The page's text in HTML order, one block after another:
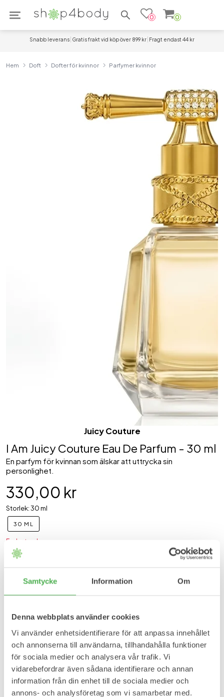
Samtycke Information Om
Denna webbplats använder cookies
Vi använder enhetsidentifierare för att anpassa innehållet
och annonserna till användarna, tillhandahålla funktioner
för sociala medier och analysera vår trafik. Vi
vidarebefordrar även sådana identifierare och annan
information från din enhet till de sociala medier och
annons- och analysföretag som vi samarbetar med.
Sök efter produkter
0 0
Snabb leverans Gratis frakt vid köp över 899 kr Fragt endast 44 kr
Hem Doft Dofter för kvinnor Parfymer kvinnor
Juicy Couture
I Am Juicy Couture Eau De Parfum - 30 ml
En parfym för kvinnan som älskar att uttrycka sin
personlighet.
330,00 kr
Storlek: 30 ml
30 ML
Endast en kvar
I lager
och vara sig själv.I Am Juicy Coutureleker med kontraster: friska
Doften öppnar med saftiga hallon, passionsfrukt och
grapefrukt, vilket omedelbart ger en energisk och ungdomlig
vibe. I hjärtat blomstrar gardenia, heliotrop och söt ärtblomma,
som lägger till en feminin elegans. Basen rundar av upplevelsen
med mysk, amber och cashmereträ, vilket ger djup och en